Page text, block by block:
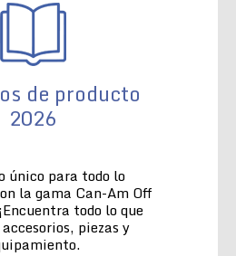
de producto
2026
único para todo lo
la gama Can-Am Off
todo lo que
piezas y